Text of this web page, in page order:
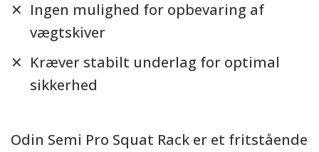
Odin Semi Pro Squat Rack er et fritstående
Ingen mulighed for opbevaring af
vægtskiver
Kræver stabilt underlag for optimal
sikkerhed